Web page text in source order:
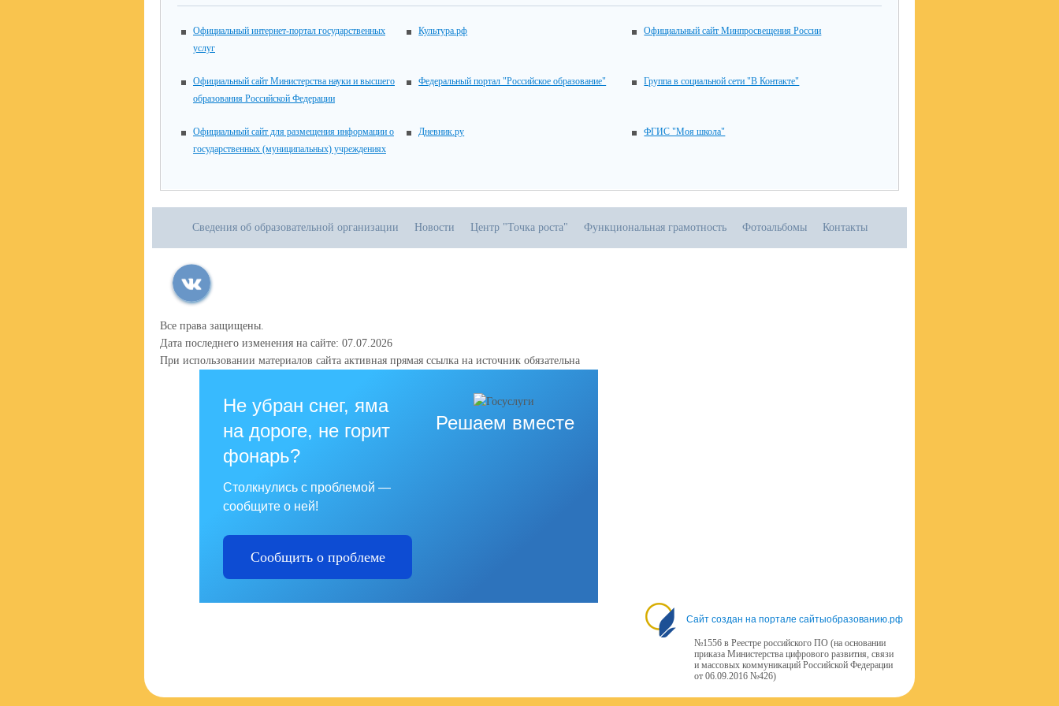
Официальный интернет-портал государственных
услуг
Культура.рф Официальный сайт Минпросвещения России
Официальный сайт Министерства науки и высшего
образования Российской Федерации
Федеральный портал "Российское образование" Группа в социальной сети "В Контакте"
Официальный сайт для размещения информации о
государственных (муниципальных) учреждениях
Дневник.ру ФГИС "Моя школа"
Сведения об образовательной организации Новости Центр "Точка роста" Функциональная грамотность Фотоальбомы Контакты
Все права защищены.
Дата последнего изменения на сайте: 07.07.2026
При использовании материалов сайта активная прямая ссылка на источник обязательна
Решаем вместе
Не убран снег, яма
на дороге, не горит
фонарь?
Столкнулись с проблемой —
сообщите о ней!
Сообщить о проблеме
Сайт создан на портале сайтыобразованию.рф
№1556 в Реестре российского ПО (на основании
приказа Министерства цифрового развития, связи
и массовых коммуникаций Российской Федерации
от 06.09.2016 №426)